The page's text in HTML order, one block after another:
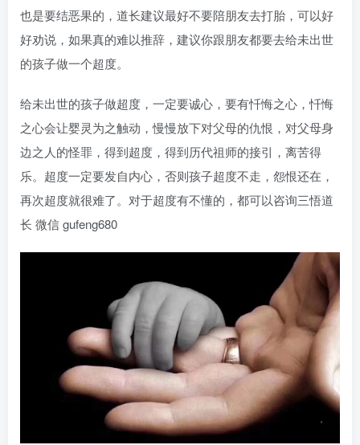
也是要结恶果的，道长建议最好不要陪朋友去打胎，可以好
好劝说，如果真的难以推辞，建议你跟朋友都要去给未出世
的孩子做一个超度。
给未出世的孩子做超度，一定要诚心，要有忏悔之心，忏悔
之心会让婴灵为之触动，慢慢放下对父母的仇恨，对父母身
边之人的怪罪，得到超度，得到历代祖师的接引，离苦得
乐。超度一定要发自内心，否则孩子超度不走，怨恨还在，
再次超度就很难了。对于超度有不懂的，都可以咨询三悟道
长 微信 gufeng680